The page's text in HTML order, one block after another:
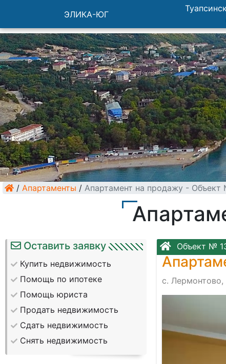
ЭЛИКА-ЮГ
/ Апартаменты / Апартамент на продажу - Объект
Оставить заявку
Купить недвижимость
Помощь по ипотеке
Помощь юриста
Продать недвижимость
Сдать недвижимость
Снять недвижимость
Объект №
с. Лермонтово,